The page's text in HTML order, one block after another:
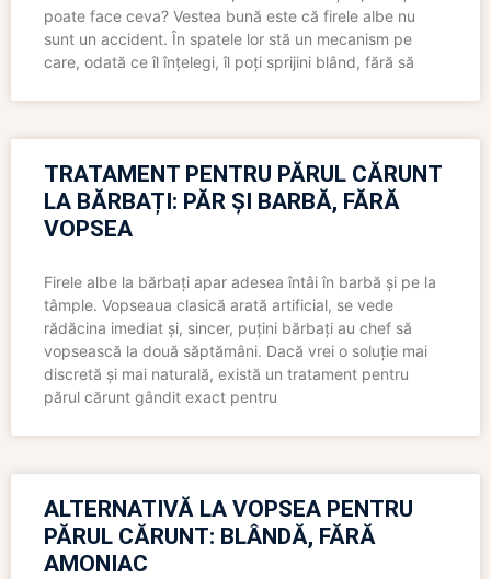
poate face ceva? Vestea bună este că firele albe nu
sunt un accident. În spatele lor stă un mecanism pe
care, odată ce îl înțelegi, îl poți sprijini blând, fără să
TRATAMENT PENTRU PĂRUL CĂRUNT
LA BĂRBAȚI: PĂR ȘI BARBĂ, FĂRĂ
VOPSEA
Firele albe la bărbați apar adesea întâi în barbă și pe la
tâmple. Vopseaua clasică arată artificial, se vede
rădăcina imediat și, sincer, puțini bărbați au chef să
vopsească la două săptămâni. Dacă vrei o soluție mai
discretă și mai naturală, există un tratament pentru
părul cărunt gândit exact pentru
ALTERNATIVĂ LA VOPSEA PENTRU
PĂRUL CĂRUNT: BLÂNDĂ, FĂRĂ
AMONIAC